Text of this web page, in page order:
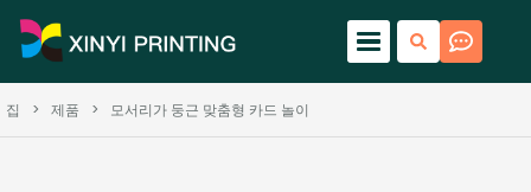
집 > 제품 > 모서리가 둥근 맞춤형 카드 놀이